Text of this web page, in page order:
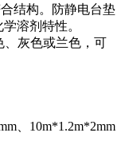
结构。防静电台垫
溶剂特性。
、灰色或兰色，可
、10m*1.2m*2mm